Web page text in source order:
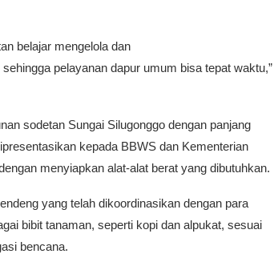
belajar mengelola dan
pelayanan dapur umum bisa tepat waktu,”
sodetan Sungai Silugonggo dengan panjang
kepada BBWS dan Kementerian
menyiapkan alat-alat berat yang dibutuhkan.
yang telah dikoordinasikan dengan para
bibit tanaman, seperti kopi dan alpukat, sesuai
bencana.